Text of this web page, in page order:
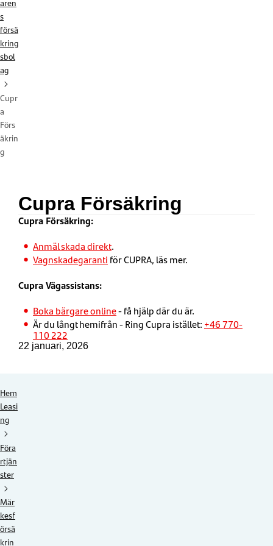
aren
s
försä
kring
sbol
ag
Cupr
a
Förs
äkrin
g
Cupra Försäkring
Cupra Försäkring:
Anmäl skada direkt.
Vagnskadegaranti för CUPRA, läs mer.
Cupra Vägassistans:
Boka bärgare online- få hjälp där du är.
Är du långt hemifrån - Ring Cupra istället: +46 770-
110 222
22 januari, 2026
Hem
Leasi
ng
Föra
rtjän
ster
Mär
kesf
örsä
krin